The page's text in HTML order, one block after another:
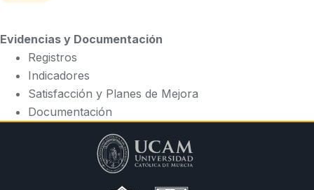
Evidencias y Documentación
Registros
Indicadores
Satisfacción y Planes de Mejora
Documentación